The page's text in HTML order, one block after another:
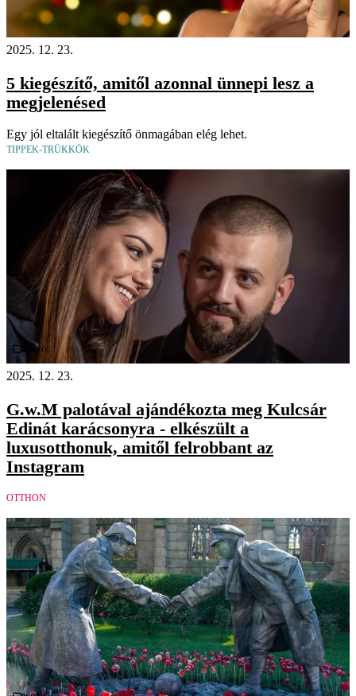
2025. 12. 23.
5 kiegészítő, amitől azonnal ünnepi lesz a
megjelenésed
Egy jól eltalált kiegészítő önmagában elég lehet.
TIPPEK-TRÜKKÖK
Videó
2025. 12. 23.
G.w.M palotával ajándékozta meg Kulcsár
Edinát karácsonyra - elkészült a
luxusotthonuk, amitől felrobbant az
Instagram
OTTHON